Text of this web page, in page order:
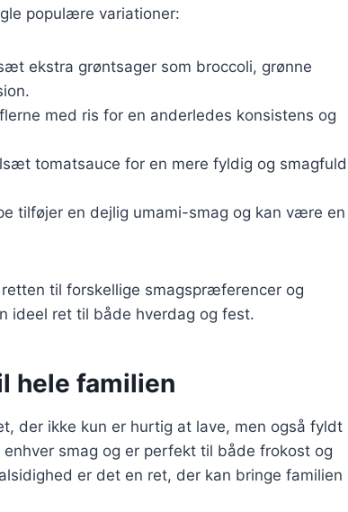
populære variationer:
ekstra grøntsager som broccoli, grønne
med ris for en anderledes konsistens og
tomatsauce for en mere fyldig og smagfuld
tilføjer en dejlig umami-smag og kan være en
til forskellige smagspræferencer og
ideel ret til både hverdag og fest.
hele familien
der ikke kun er hurtig at lave, men også fyldt
smag og er perfekt til både frokost og
er det en ret, der kan bringe familien